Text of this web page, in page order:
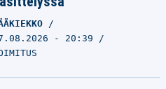
- 20:39